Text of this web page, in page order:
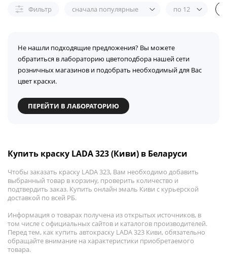
Фильтр сначала популярные по 12
Не нашли подходящие предложения? Вы можете
обратиться в лабораторию цветоподбора нашей сети
розничных магазинов и подобрать необходимый для Вас
цвет краски.
ПЕРЕЙТИ В ЛАБОРАТОРИЮ
Купить краску LADA 323 (Киви) в Беларуси
Чтобы заказать краску LADA 323, Вам необходимо добавить
выбранный товар в корзину, проверить количество и
подтвердить заказ. Купить онлайн эмаль Киви с курьерской
доставкой по всей РБ.
Информация о товарах получена из открытых источников, в
том числе с официальных сайтов и каталогов производителей.
Перед тем, как купить автокраску LADA 323 Киви, обязательно
обращайте внимание на характеристики приобретаемого
товара.